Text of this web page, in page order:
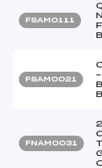
FSAM0111
FSAM0021
FNAM0031